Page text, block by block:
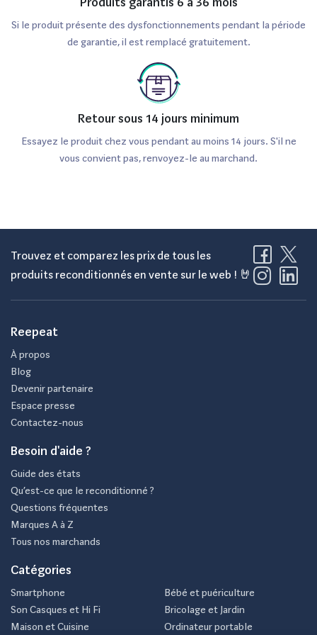
Huawei P40 Pro 256Go reconditionné
La durée de vie d'un Huawei P40 Pro 256Go reconditionné
dépend de plusieurs facteurs, notamment l'utilisation et
l'entretien. Toutefois, avec un bon soin, il peut durer
plusieurs années, tout comme un modèle neuf.
Oui, de nombreux revendeurs offrent la possibilité
d'étendre la garantie sur les appareils reconditionnés, ce
Quels accessoires sont souvent
inclus avec un Huawei P40 Pro 256Go
reconditionné ?
Les accessoires inclus varient selon le vendeur, mais vous
Où acheter un Huawei P40 Pro
256Go reconditionné ?
Pour garantir un achat de qualité, il est primordial de se
tourner vers des vendeurs fiables proposant des
garanties solides. Optez pour un revendeur qui offre une
Si le produit présente des dysfonctionnements pendant la période
de garantie, il est remplacé gratuitement.
Retour sous 14 jours minimum
Essayez le produit chez vous pendant au moins 14 jours. S'il ne
vous convient pas, renvoyez-le au marchand.
Trouvez et comparez les prix de tous les
produits reconditionnés en vente sur le web ! 🤘
Reepeat
À propos
Blog
Devenir partenaire
Espace presse
Contactez-nous
Besoin d'aide ?
Guide des états
Qu’est-ce que le reconditionné ?
Questions fréquentes
Marques A à Z
Tous nos marchands
Catégories
Smartphone
Son Casques et Hi Fi
Maison et Cuisine
Bébé et puériculture
Bricolage et Jardin
Ordinateur portable